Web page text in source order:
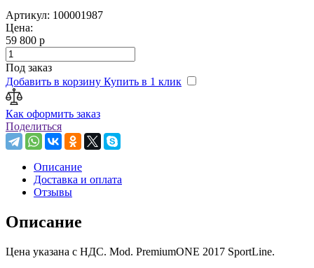
Артикул: 100001987
Цена:
59 800 р
Под заказ
Добавить в корзину Купить в 1 клик
Как оформить заказ
Поделиться
Описание
Доставка и оплата
Отзывы
Описание
Цена указана с НДС. Mod. PremiumONE 2017 SportLine.